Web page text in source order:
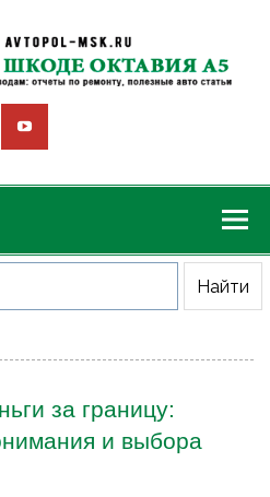
за границу:
и выбора